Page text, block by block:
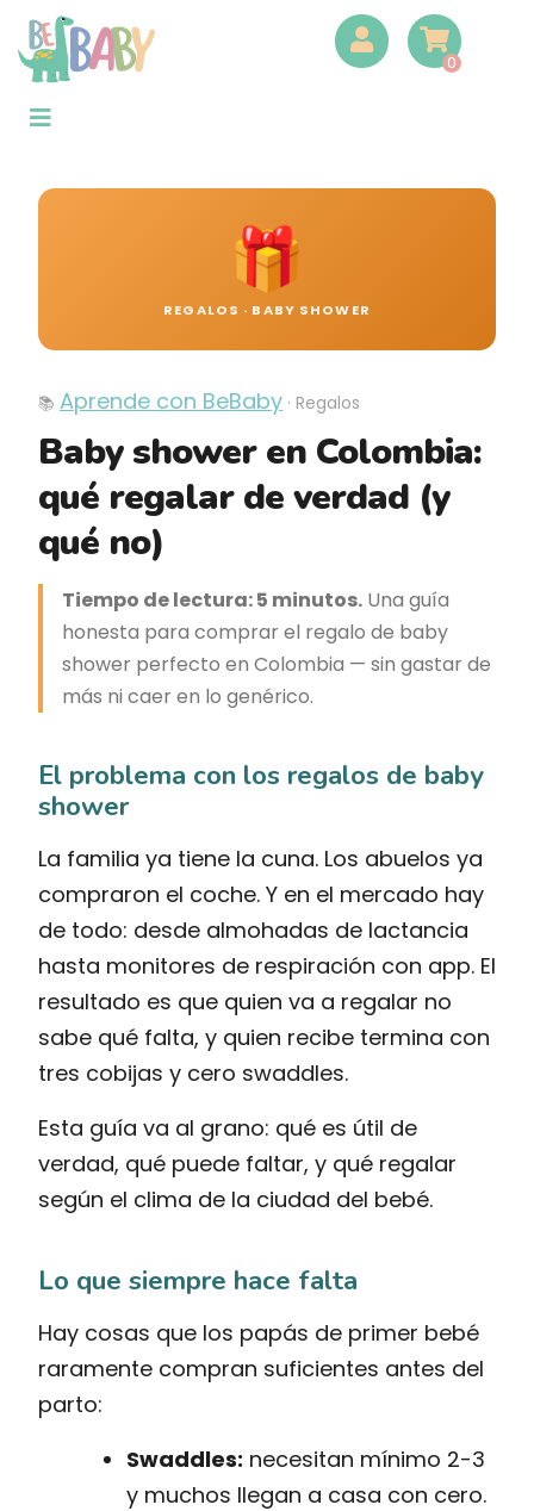
0
🎁
REGALOS · BABY SHOWER
📚 Aprende con BeBaby · Regalos
Baby shower en Colombia:
qué regalar de verdad (y
qué no)
Tiempo de lectura: 5 minutos. Una guía
honesta para comprar el regalo de baby
shower perfecto en Colombia — sin gastar de
más ni caer en lo genérico.
El problema con los regalos de baby
shower
La familia ya tiene la cuna. Los abuelos ya
compraron el coche. Y en el mercado hay
de todo: desde almohadas de lactancia
hasta monitores de respiración con app. El
resultado es que quien va a regalar no
sabe qué falta, y quien recibe termina con
tres cobijas y cero swaddles.
Esta guía va al grano: qué es útil de
verdad, qué puede faltar, y qué regalar
según el clima de la ciudad del bebé.
Lo que siempre hace falta
Hay cosas que los papás de primer bebé
raramente compran suficientes antes del
parto:
Swaddles: necesitan mínimo 2-3
y muchos llegan a casa con cero.